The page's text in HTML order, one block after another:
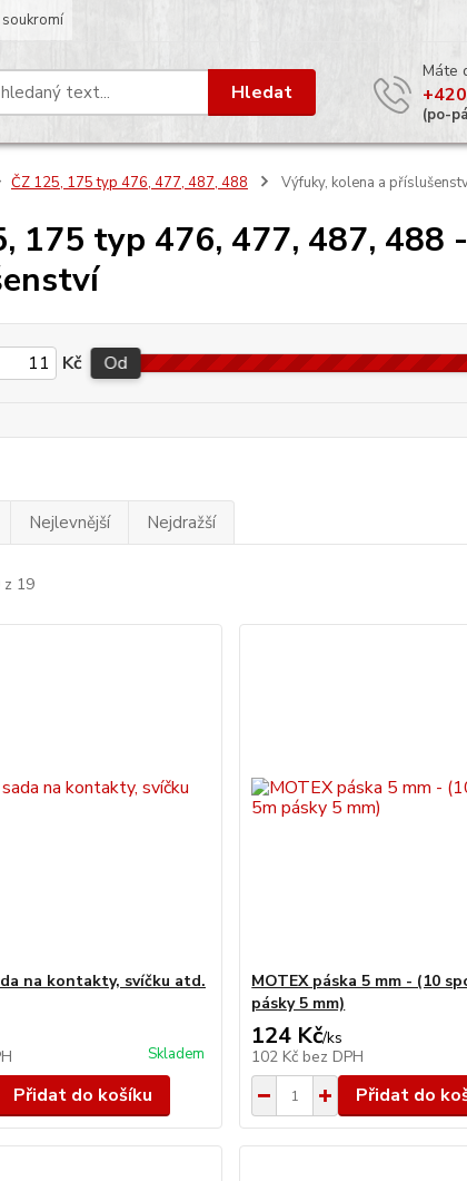
soukromí
Hledat
Máte
(po-
ČZ 125, 175 typ 476, 477, 487, 488 Výfuky, kolena a
175 typ 476, 477, 487, 488
Kč Od
Nejlevnější Nejdražší
z 19
na kontakty, svíčku atd.
Skladem
Přidat do košíku
MOTEX páska 5 mm - (10
pásky 5 mm)
124 Kč/ks
102 Kč bez DPH
Přidat do